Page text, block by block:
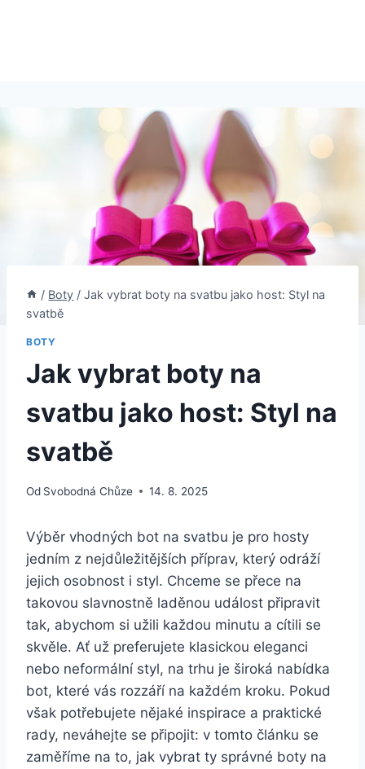
/ Boty / Jak vybrat boty na svatbu jako host: Styl na
svatbě
BOTY
Jak vybrat boty na
svatbu jako host: Styl na
svatbě
Od Svobodná Chůze 14. 8. 2025
Výběr​ vhodných bot na svatbu je pro‍ hosty
jedním z ⁣nejdůležitějších příprav, ​který odráží
jejich osobnost i styl. Chceme se⁢ přece na
takovou⁣ slavnostně laděnou událost připravit
tak, abychom ‌si užili každou minutu a cítili se
skvěle. Ať už preferujete klasickou eleganci
nebo neformální styl, na trhu ‌je široká nabídka
bot, které vás ⁢rozzáří na ‍každém kroku. Pokud
však potřebujete‌ nějaké inspirace a praktické‍
rady, neváhejte se připojit: v tomto ‍článku se
zaměříme na to, jak vybrat ty správné boty na